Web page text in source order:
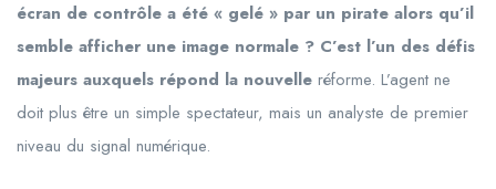
écran de contrôle a été « gelé » par un pirate alors qu’il
semble afficher une image normale ? C’est l’un des défis
majeurs auxquels répond la nouvelle réforme. L’agent ne
doit plus être un simple spectateur, mais un analyste de premier
niveau du signal numérique.